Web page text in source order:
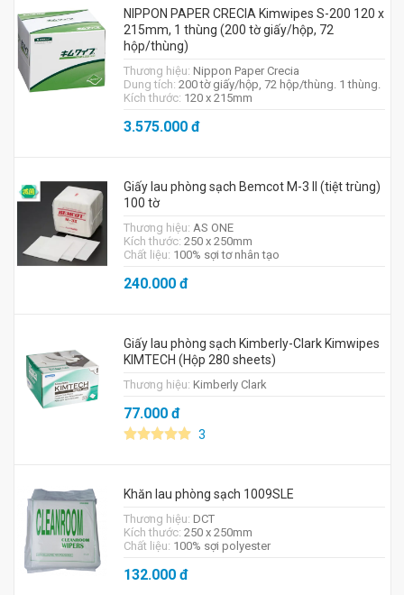
NIPPON PAPER CRECIA Kimwipes S-200 120 x
215mm, 1 thùng (200 tờ giấy/hộp, 72
hộp/thùng)
Thương hiệu: Nippon Paper Crecia
Dung tích: 200 tờ giấy/hộp, 72 hộp/thùng. 1 thùng.
Kích thước: 120 x 215mm
3.575.000đ
Giấy lau phòng sạch Bemcot M-3 II (tiệt trùng)
100 tờ
Thương hiệu: AS ONE
Kích thước: 250 x 250mm
Chất liệu: 100% sợi tơ nhân tạo
240.000đ
Giấy lau phòng sạch Kimberly-Clark Kimwipes
KIMTECH (Hộp 280 sheets)
Thương hiệu: Kimberly Clark
77.000đ
3
Khăn lau phòng sạch 1009SLE
Thương hiệu: DCT
Kích thước: 250 x 250mm
Chất liệu: 100% sợi polyester
132.000đ